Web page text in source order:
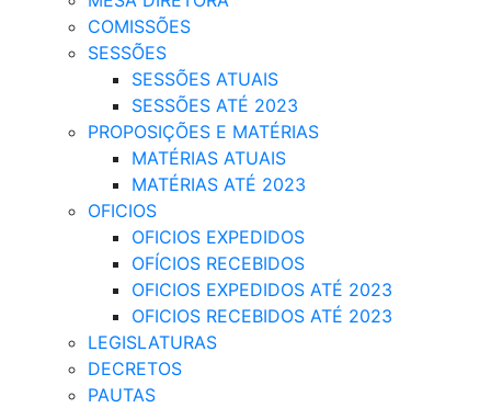
COMISSÕES
SESSÕES
SESSÕES ATUAIS
SESSÕES ATÉ 2023
PROPOSIÇÕES E MATÉRIAS
MATÉRIAS ATUAIS
MATÉRIAS ATÉ 2023
OFICIOS
OFICIOS EXPEDIDOS
OFÍCIOS RECEBIDOS
OFICIOS EXPEDIDOS ATÉ 2023
OFICIOS RECEBIDOS ATÉ 2023
LEGISLATURAS
DECRETOS
PAUTAS